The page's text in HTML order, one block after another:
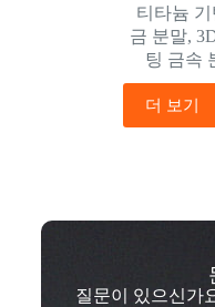
티타늄
금 분말,
팅 금속
더 보기
질문이 있으신가